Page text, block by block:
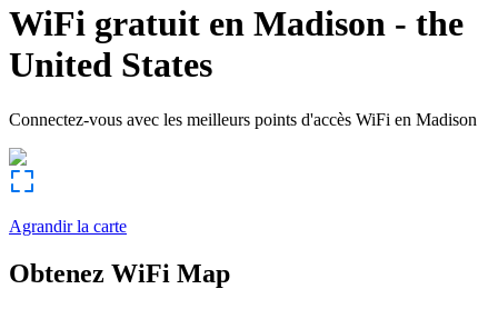
WiFi gratuit en Madison - the
United States
Connectez-vous avec les meilleurs points d'accès WiFi en Madison
Agrandir la carte
Obtenez WiFi Map